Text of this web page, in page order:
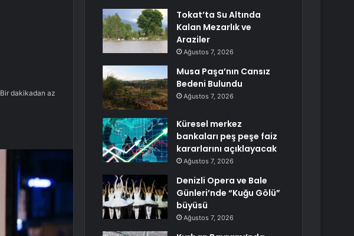
Bir dakikadan az
Tokat’ta Su Altında
Kalan Mezarlık ve
Araziler
Ağustos 7, 2026
Musa Paşa’nın Cansız
Bedeni Bulundu
Ağustos 7, 2026
Küresel merkez
bankaları peş peşe faiz
kararlarını açıklayacak
Ağustos 7, 2026
Denizli Opera ve Bale
Günleri’nde “Kuğu Gölü”
büyüsü
Ağustos 7, 2026